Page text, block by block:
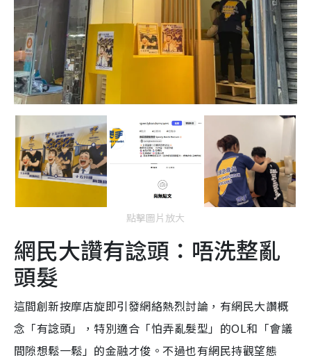
點擊圖片放大
網民大讚有諗頭：唔洗整亂
頭髮
這間創新按摩店旋即引發網絡熱烈討論，有網民大讚概
念「有諗頭」，特別適合「怕弄亂髮型」的OL和「會議
間隙想鬆一鬆」的金融才俊。不過也有網民持觀望態